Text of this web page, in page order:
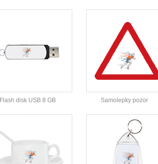
Flash disk USB 8 GB Samolepky pozor